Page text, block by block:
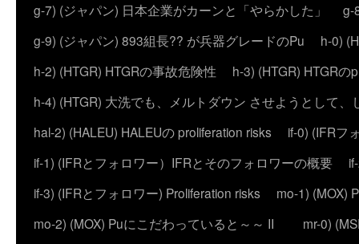
g-7) (ジャパン) 日本企業がカーンと「やらかした」
g-
g-9) (ジャパン) 893組長?? が兵器グレードのPu
h-0)
h-2) (HTGR) HTGRの事故危険性
h-3) (HTGR) HTGRの
h-4) (HTGR) 大洗でも、メルトダウン させようとして、
hal-2) (HALEU) HALEUの proliferation risks
if-0) (IFRフ
if-1) (IFRとフォロワー）IFRとそのフォロワーの概要
if-3) (IFRとフォロワー) Proliferation risks
mo-1) (MOX)
mo-2) (MOX) Puにこだわっていると～～ II
mr-0)